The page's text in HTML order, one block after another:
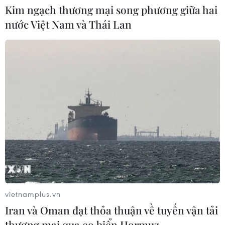
Mỹ: Nổ súng tại nhà hàng ở bang
Idaho gây thương vong
CƠ QUAN CHỦ QUẢN: THÔNG TẤN XÃ VIỆT NAM
Tổng Biên tập: TRẦN TIẾN DUẨN
Phó Tổng Biên tập: NGUYỄN THỊ TÁM, KHÚC THANH
THỦY
Kim ngạch thương mại song phương giữa hai
nước Việt Nam và Thái Lan
vietnamplus.vn
Iran và Oman đạt thỏa thuận về tuyến vận tải